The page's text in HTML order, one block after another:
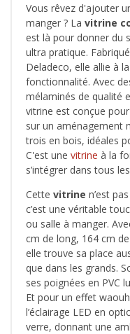
Vous rêvez d'ajouter
manger ? La vitrine
est là pour donner du
ultra pratique.
Deladeco, elle allie à
fonctionnalité. Avec
mélaminés de qualité
vitrine est conçue
sur un aménagement
trois en bois, idéales
C'est une vitrine à la
s’intégrer dans tous
Cette vitrine n’est
c’est une véritable
ou salle à manger.
cm de long, 164 cm
elle trouve sa place
que dans les grands.
ses poignées en PVC
Et pour un effet
l’éclairage LED en
verre, donnant une